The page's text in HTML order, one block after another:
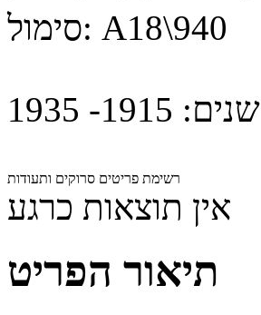
סימול: A18\940
שנים: 1915- 1935
רשימת פריטים סרוקים ותעודות
אין תוצאות כרגע
תיאור הפריט